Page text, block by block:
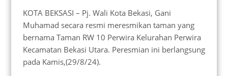
KOTA BEKSASI – Pj. Wali Kota Bekasi, Gani
Muhamad secara resmi meresmikan taman yang
bernama Taman RW 10 Perwira Kelurahan Perwira
Kecamatan Bekasi Utara. Peresmian ini berlangsung
pada Kamis,(29/8/24).